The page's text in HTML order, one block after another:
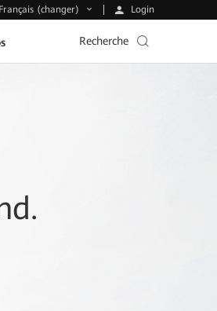
Français (changer) Login
Recherche